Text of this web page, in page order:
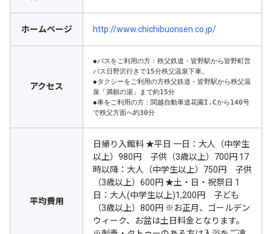
ホームページ http://www.chichibuonsen.co.jp/
アクセス
◆バスをご利用の方：秩父鉄道・皆野駅から皆野町営
バス日野沢行きで15分秩父温泉下車。
◆タクシーをご利用の方秩父鉄道・皆野駅から秩父温
泉「満願の湯」まで約15分
◆車をご利用の方：関越自動車道花園I.Cから140号
で秩父方面へ約30分
平均費用
日帰り入館料 ★平日 一日：大人（中学生
以上）980円 子供（3歳以上）700円 17
時以降：大人（中学生以上）750円 子供
（3歳以上）600円 ★土・日・祝祭日 1
日：大人(中学生以上)1,200円 子ども
（3歳以上）800円 ※お正月、ゴールデン
ウィーク、お盆は土日料金となります。